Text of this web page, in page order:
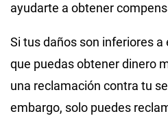
ayudarte a obtener
Si tus daños son inferiores
que puedas obtener dinero
una reclamación contra tu
embargo, solo puedes